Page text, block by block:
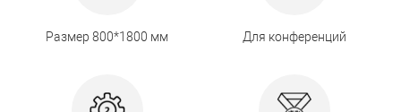
Размер 800*1800 мм Для конференций